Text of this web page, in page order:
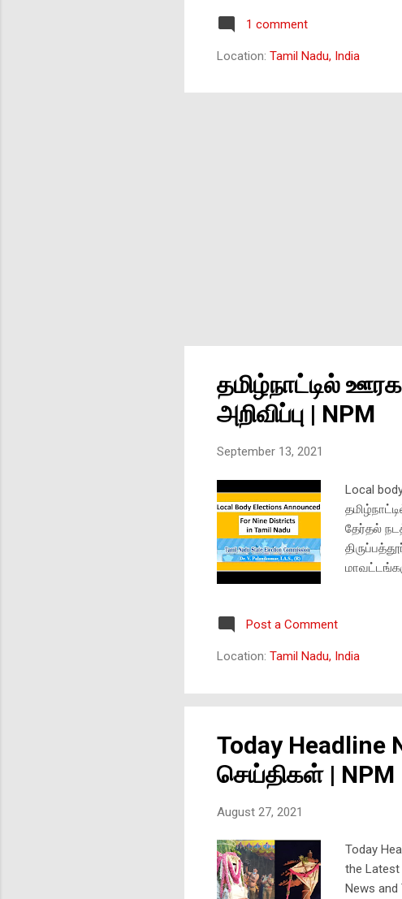
மாவட்டம்,
1 comment
Location: Tamil Nadu, India
தமிழ்நாட்டில்
அறிவிப்பு | NPM
September 13, 2021
Local
தேர்தல்
எண்ணிக்கை
Post a Comment
Location: Tamil Nadu, India
Today
செய்திகள் | NPM
August 27, 2021
Today
the Latest
News